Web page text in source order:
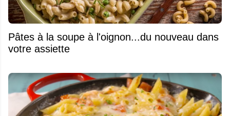
Pâtes à la soupe à l'oignon...du nouveau dans
votre assiette